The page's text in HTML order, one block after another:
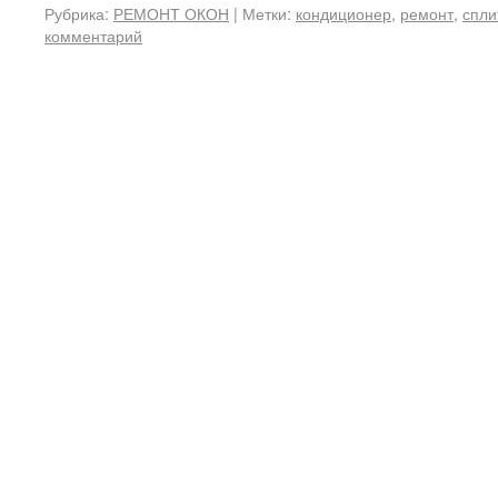
Рубрика: РЕМОНТ ОКОН | Метки: кондиционер, ремонт,
комментарий